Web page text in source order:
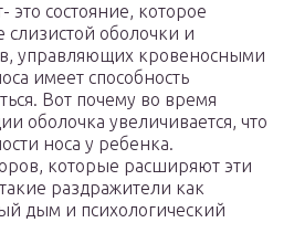
состояние, которое
слизистой оболочки и
управляющих кровеносными
имеет способность
Вот почему во время
оболочка увеличивается, что
носа у ребенка.
которые расширяют эти
раздражители как
дым и психологический